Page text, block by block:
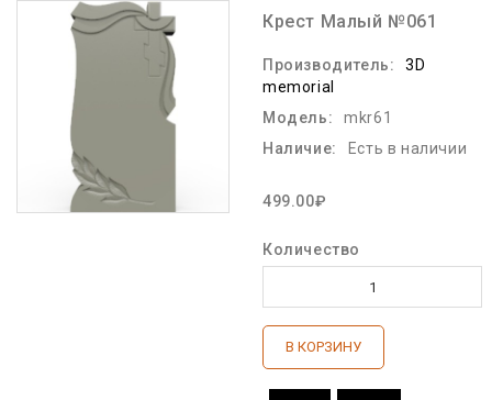
Крест Малый №061
Производитель:
3D
memorial
Модель:
mkr61
Наличие:
Есть в наличии
499.00₽
Количество
В КОРЗИНУ